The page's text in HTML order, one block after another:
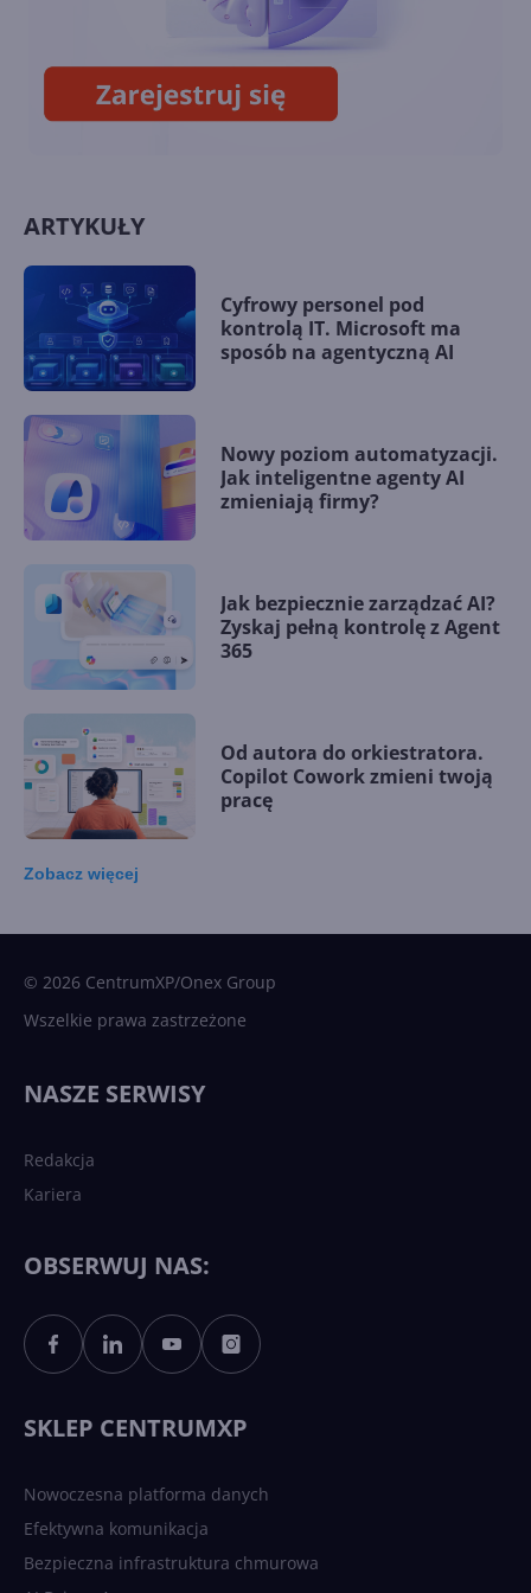
więcej prądu niż ponad 100
krajów
ARTYKUŁY
Cyfrowy personel pod
kontrolą IT. Microsoft ma
sposób na agentyczną AI
Nowy poziom automatyzacji.
Jak inteligentne agenty AI
zmieniają firmy?
Jak bezpiecznie zarządzać AI?
Zyskaj pełną kontrolę z Agent
365
Od autora do orkiestratora.
Copilot Cowork zmieni twoją
pracę
Sztuczna inteligencja po
polsku. Dość barier
Zobacz więcej
© 2026 CentrumXP/Onex Group
Wszelkie prawa zastrzeżone
NASZE SERWISY
Redakcja
Kariera
OBSERWUJ NAS:
SKLEP CENTRUMXP
Nowoczesna platforma danych
Efektywna komunikacja
Bezpieczna infrastruktura chmurowa